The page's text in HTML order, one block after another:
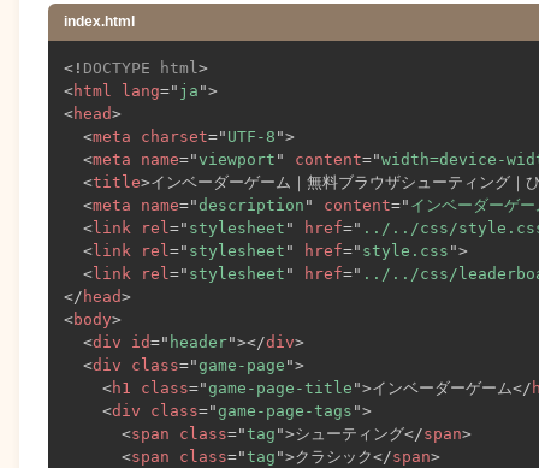
index.html
<! DOCTYPE html>
<html lang=" ja ">
<head>
<meta charset=" UTF-8 ">
<meta name="viewport " content="width=device-
<title>インベーダーゲーム｜無料ブラウザシューティング｜
<meta name="description " content=" インベーダーゲ
< link rel=" stylesheet " href=" ../../css/
< link rel=" stylesheet " href=" style.css ">
< link rel=" stylesheet " href=" ../../css/
</ head>
<body>
<div id=" header"></div>
<div class="game-page ">
<h1 class="game-page-title ">インベーダーゲーム</
<div class="game-page-tags ">
<span class="tag ">シューティング</span>
<span class="tag ">クラシック</span>